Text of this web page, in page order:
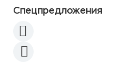
Спецпредложения